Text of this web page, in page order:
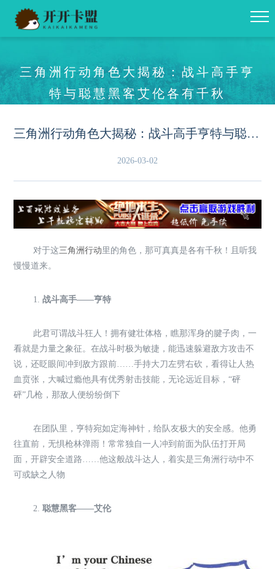
三角洲行动角色大揭秘：战斗高手亨
特与聪慧黑客艾伦各有千秋
三角洲行动角色大揭秘：战斗高手亨特与聪慧黑客艾伦各有千秋
2026-03-02
对于这三角洲行动里的角色，那可真真是各有千秋！且听我
慢慢道来。
1.战斗高手——亨特
此君可谓战斗狂人！拥有健壮体格，瞧那浑身的腱子肉，一
看就是力量之象征。在战斗时极为敏捷，能迅速躲避敌方攻击不
说，还眨眼间冲到敌方跟前……手持大刀左劈右砍，看得让人热
血贲张，大喊过瘾他具有优秀射击技能，无论远近目标，“砰
砰”几枪，那敌人便纷纷倒下
在团队里，亨特宛如定海神针，给队友极大的安全感。他勇
往直前，无惧枪林弹雨！常常独自一人冲到前面为队伍打开局
面，开辟安全道路……他这般战斗达人，着实是三角洲行动中不
可或缺之人物
2.聪慧黑客——艾伦